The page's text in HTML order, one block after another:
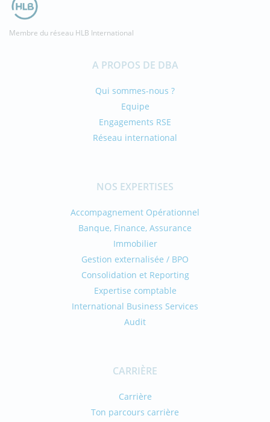
Membre du réseau HLB International
A PROPOS DE DBA
Qui sommes-nous ?
Equipe
Engagements RSE
Réseau international
NOS EXPERTISES
Accompagnement Opérationnel
Banque, Finance, Assurance
Immobilier
Gestion externalisée / BPO
Consolidation et Reporting
Expertise comptable
International Business Services
Audit
CARRIÈRE
Carrière
Ton parcours carrière